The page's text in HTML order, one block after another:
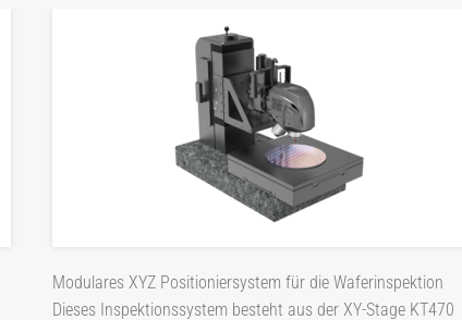
Modulares XYZ Positioniersystem für die Waferinspektion
Dieses Inspektionssystem besteht aus der XY-Stage KT470